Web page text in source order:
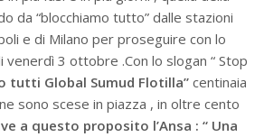
da “blocchiamo tutto” dalle stazioni
e di Milano per proseguire con lo
venerdì 3 ottobre .Con lo slogan “ Stop
tutti Global Sumud Flotilla” centinaia
sono scese in piazza , in oltre cento
a questo proposito l’Ansa : “ Una